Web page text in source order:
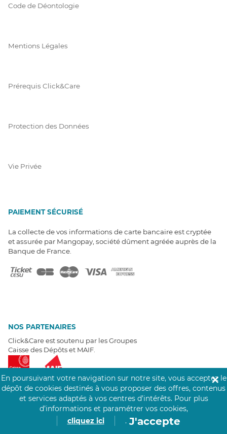
Code de Déontologie
Mentions Légales
Prérequis Click&Care
Protection des Données
Vie Privée
PAIEMENT SÉCURISÉ
La collecte de vos informations de carte bancaire est cryptée
et assurée par Mangopay, société dûment agréée auprès de la
Banque de France.
NOS PARTENAIRES
Click&Care est soutenu par les Groupes
Caisse des Dépôts et MAIF.
EXPERTS À VOTRE ÉCOUTE
Un besoin de recrutement ? Click&Care vous accompagne par
En poursuivant votre navigation sur notre site, vous acceptez le
dépôt de cookies destinés à vous proposer des offres, contenus
et services adaptés à vos centres d’intérêts. Pour plus
d’informations et paramétrer vos cookies,
cliquez ici
. J'accepte
✕